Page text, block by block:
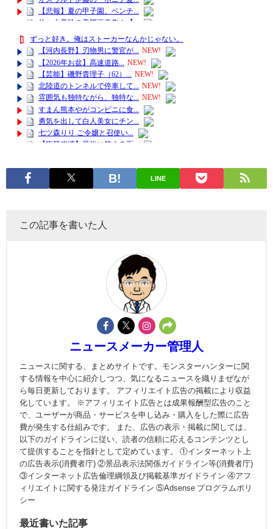
LINE
この記事を書いた人
ニュースメーカー管理人
ニュースに関する、まとめサイトです。モンスターハンターに関
する情報を中心に紹介しつつ、気になるニュースを織りまぜなが
ら毎日更新しております。 アフィリエイト広告の掲載により収益
化しています。 ※アフィリエイト広告とは成果報酬型広告のこと
で、ユーザーが商品・サービスを申し込み・購入をした際に広告
費が発生する仕組みです。 また、広告の表示・掲載に関しては、
以下のガイドラインに従い、読者の信頼に応えるコンテンツとし
て提供することを指針として定めています。 ①インターネット上
の広告表示(消費者庁) ②景品表示法関係ガイドライン等(消費者庁)
③インターネット広告倫理綱領及び掲載基準ガイドライン ④アフ
ィリエイトに関する発注ガイドライン ⑤Adsense プログラムポリ
シー
最近書いた記事